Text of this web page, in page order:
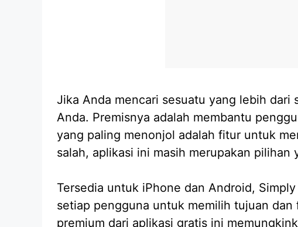
Jika Anda mencari sesuatu yang lebih
Anda. Premisnya adalah membantu
yang paling menonjol adalah fitur untuk
salah, aplikasi ini masih merupakan
Tersedia untuk iPhone dan Android,
setiap pengguna untuk memilih tujuan
premium dari aplikasi gratis ini